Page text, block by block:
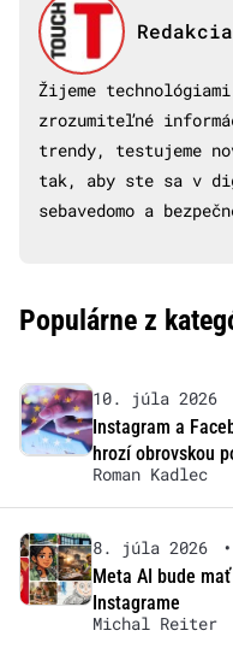
Žijeme
zrozumiteľné
trendy, testujeme
tak, aby ste sa v
sebavedomo a
Populárne z
10. júla 2026
Instagram a
hrozí obrovskou
Roman Kadlec
8. júla 2026 •
Meta AI bude
Instagrame
Michal Reiter